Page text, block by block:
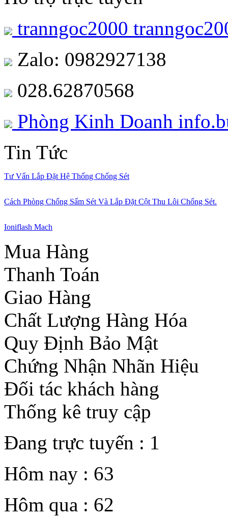
tranngoc2000
Zalo: 0982927138
028.62870568
Phòng Kinh Doanh
Tin Tức
Tư Vấn Lắp Đặt Hệ Thống Chống Sét
Cách Phòng Chống Sấm Sét Và Lắp Đặt Cột Thu Lôi Chống Sét.
Ioniflash Mach
Mua Hàng
Thanh Toán
Giao Hàng
Chất Lượng Hàng Hóa
Quy Định Bảo Mật
Chứng Nhận Nhãn Hiệu
Đối tác khách hàng
Thống kê truy cập
Đang trực tuyến : 1
Hôm nay : 63
Hôm qua : 62